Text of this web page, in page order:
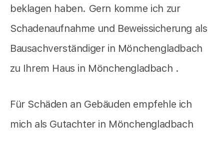
beklagen haben. Gern komme ich zur
Schadenaufnahme und Beweissicherung als
Bausachverständiger in Mönchengladbach
zu Ihrem Haus in Mönchengladbach .
Für Schäden an Gebäuden empfehle ich
mich als Gutachter in Mönchengladbach